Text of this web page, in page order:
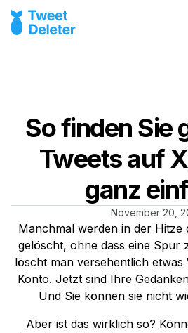
So finden Sie
Tweets auf
ganz
November 20,
Manchmal werden in der Hitze
gelöscht, ohne dass eine Spur
löscht man versehentlich etwas
Konto. Jetzt sind Ihre
Und Sie können sie nicht
Aber ist das wirklich so?